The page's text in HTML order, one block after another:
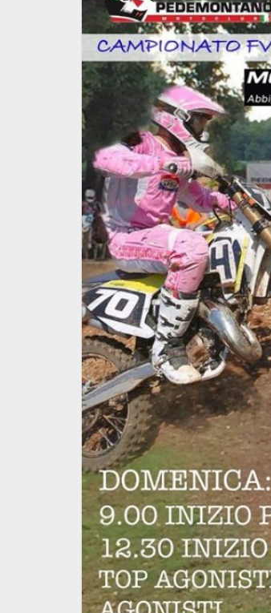
finali
2026
nel mondo FMI!
31 Luglio 2025